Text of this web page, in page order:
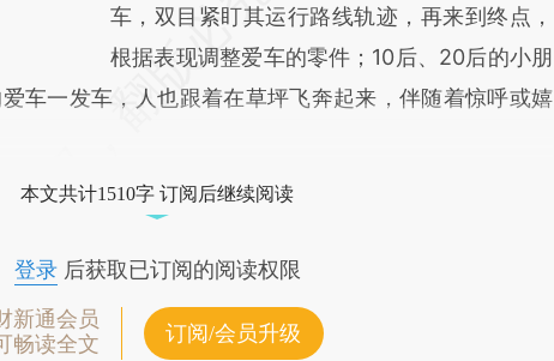
车，双目紧盯其运行路线轨迹，再来到终点，
根据表现调整爱车的零件；10后、20后的小朋
车一发车，人也跟着在草坪飞奔起来，伴随着惊呼或嬉
本文共计1510字 订阅后继续阅读
登录后获取已订阅的阅读权限
新通会员
畅读全文
订阅/会员升级